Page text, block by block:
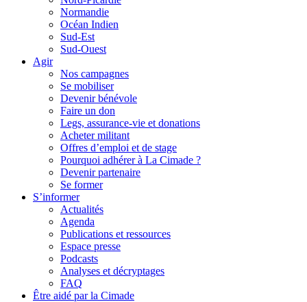
Normandie
Océan Indien
Sud-Est
Sud-Ouest
Agir
Nos campagnes
Se mobiliser
Devenir bénévole
Faire un don
Legs, assurance-vie et donations
Acheter militant
Offres d’emploi et de stage
Pourquoi adhérer à La Cimade ?
Devenir partenaire
Se former
S’informer
Actualités
Agenda
Publications et ressources
Espace presse
Podcasts
Analyses et décryptages
FAQ
Être aidé par la Cimade